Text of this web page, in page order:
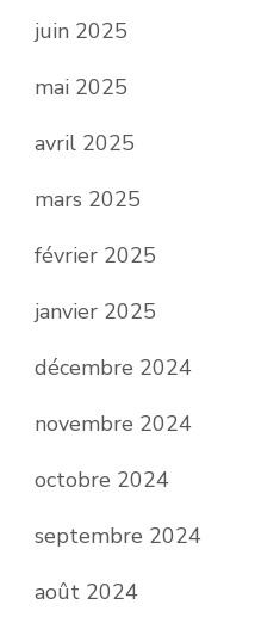
juin 2025
mai 2025
avril 2025
mars 2025
février 2025
janvier 2025
décembre 2024
novembre 2024
octobre 2024
septembre 2024
août 2024